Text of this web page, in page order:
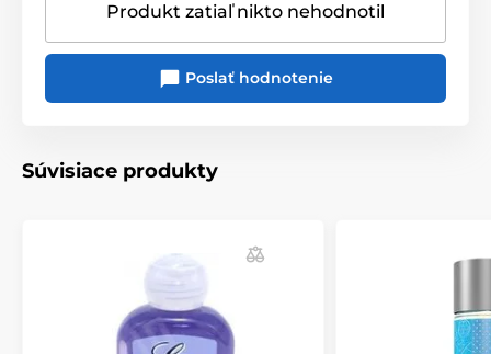
Produkt zatiaľ nikto nehodnotil
Poslať hodnotenie
Súvisiace produkty